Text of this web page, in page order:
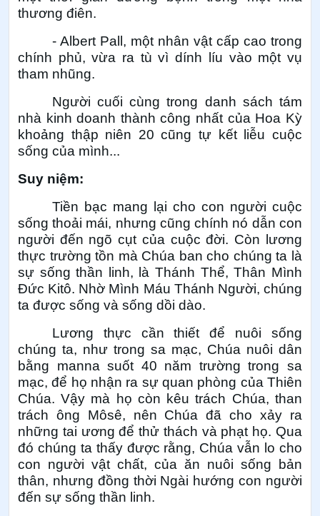
thương điên.
- Albert Pall, một nhân vật cấp cao trong
chính phủ, vừa ra tù vì dính líu vào một vụ
tham nhũng.
Người cuối cùng trong danh sách tám
nhà kinh doanh thành công nhất của Hoa Kỳ
khoảng thập niên 20 cũng tự kết liễu cuộc
sống của mình...
Suy niệm:
Tiền bạc mang lại cho con người cuộc
sống thoải mái, nhưng cũng chính nó dẫn con
người đến ngõ cụt của cuộc đời. Còn lương
thực trường tồn mà Chúa ban cho chúng ta là
sự sống thần linh, là Thánh Thể, Thân Mình
Đức Kitô. Nhờ Mình Máu Thánh Người, chúng
ta được sống và sống dồi dào.
Lương thực cần thiết để nuôi sống
chúng ta, như trong sa mạc, Chúa nuôi dân
bằng manna suốt 40 năm trường trong sa
mạc, để họ nhận ra sự quan phòng của Thiên
Chúa. Vậy mà họ còn kêu trách Chúa, than
trách ông Môsê, nên Chúa đã cho xảy ra
những tai ương để thử thách và phạt họ. Qua
đó chúng ta thấy được rằng, Chúa vẫn lo cho
con người vật chất, của ăn nuôi sống bản
thân, nhưng đồng thời Ngài hướng con người
đến sự sống thần linh.